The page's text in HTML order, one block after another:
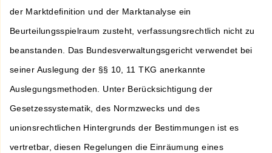
der Marktdefinition und der Marktanalyse ein
Beurteilungsspielraum zusteht, verfassungsrechtlich nicht zu
beanstanden. Das Bundesverwaltungsgericht verwendet bei
seiner Auslegung der §§ 10, 11 TKG anerkannte
Auslegungsmethoden. Unter Berücksichtigung der
Gesetzessystematik, des Normzwecks und des
unionsrechtlichen Hintergrunds der Bestimmungen ist es
vertretbar, diesen Regelungen die Einräumung eines